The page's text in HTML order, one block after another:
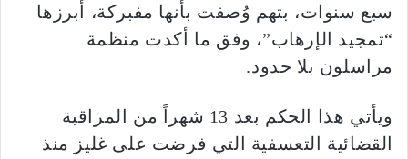
سبع سنوات، بتهم وُصفت بأنها مفبركة، أبرزها
“تمجيد الإرهاب”، وفق ما أكدت منظمة
مراسلون بلا حدود.
ويأتي هذا الحكم بعد 13 شهراً من المراقبة
القضائية التعسفية التي فرضت على غليز منذ